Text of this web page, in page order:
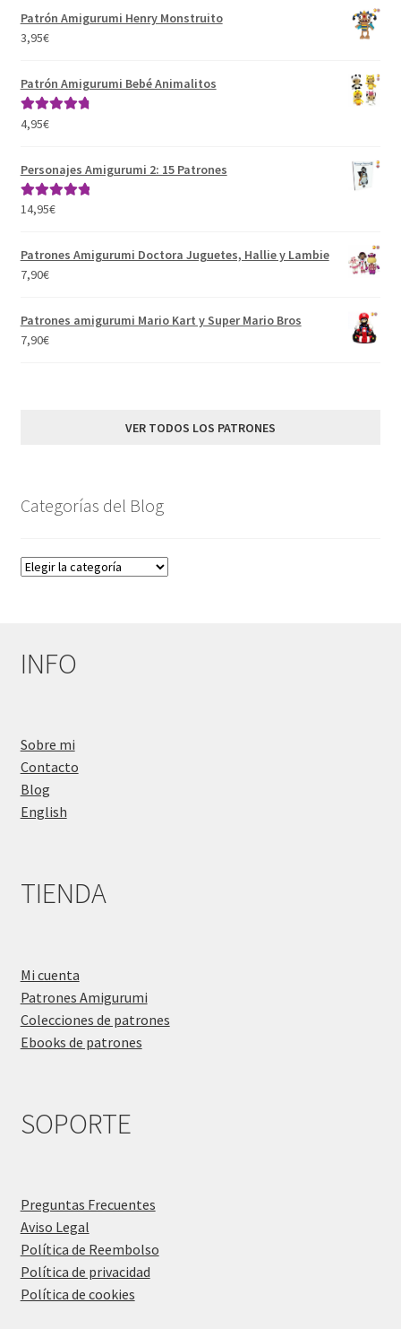
Patrón Amigurumi Henry Monstruito
3,95€
Patrón Amigurumi Bebé Animalitos
Valorado con
4,95€
Personajes Amigurumi 2: 15 Patrones
Valorado con
14,95€
Patrones Amigurumi Doctora Juguetes, Hallie y Lambie
7,90€
Patrones amigurumi Mario Kart y Super Mario Bros
7,90€
VER TODOS LOS PATRONES
Categorías del Blog
Categorías
INFO
Sobre mi
Contacto
Blog
English
TIENDA
Mi cuenta
Patrones Amigurumi
Colecciones de patrones
Ebooks de patrones
SOPORTE
Preguntas Frecuentes
Aviso Legal
Política de Reembolso
Política de privacidad
Política de cookies